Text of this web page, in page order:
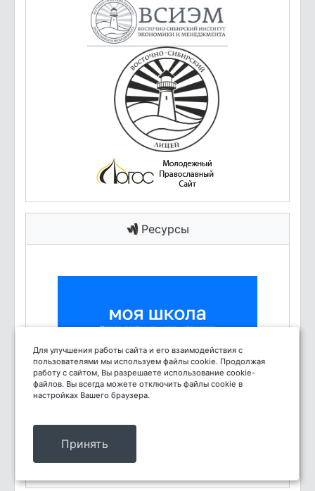
Ресурсы
Для улучшения работы сайта и его взаимодействия с
пользователями мы используем файлы cookie. Продолжая
работу с сайтом, Вы разрешаете использование cookie-
файлов. Вы всегда можете отключить файлы cookie в
настройках Вашего браузера.
Принять